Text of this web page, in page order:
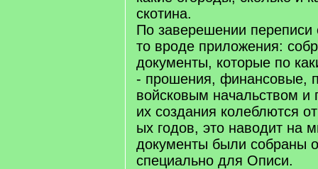
скотина.
По заверешении переписи
то вроде приложения:
документы, которые по
- прошения, финансовые,
войсковым начальством и
их создания колеблются
ых годов, это наводит на
документы были собраны
специально для Описи.